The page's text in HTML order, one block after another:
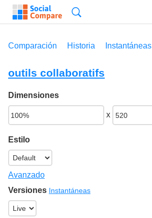
Comparación Historia Instantáneas
outils collaboratifs
Dimensiones
x
Estilo
Avanzado
Versiones Instantáneas